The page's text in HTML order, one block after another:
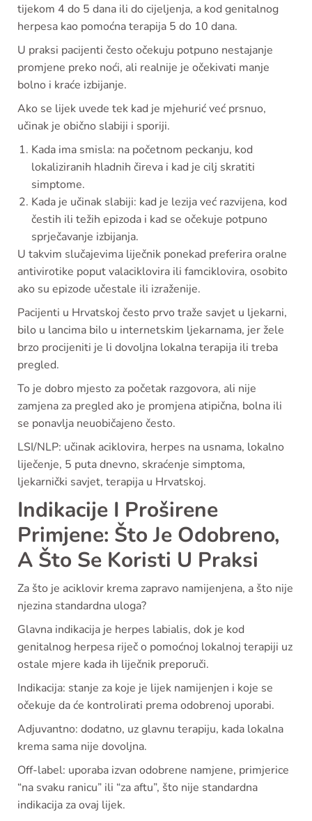
tijekom 4 do 5 dana ili do cijeljenja, a kod genitalnog
herpesa kao pomoćna terapija 5 do 10 dana.
U praksi pacijenti često očekuju potpuno nestajanje
promjene preko noći, ali realnije je očekivati manje
bolno i kraće izbijanje.
Ako se lijek uvede tek kad je mjehurić već prsnuo,
učinak je obično slabiji i sporiji.
Kada ima smisla: na početnom peckanju, kod
lokaliziranih hladnih čireva i kad je cilj skratiti
simptome.
Kada je učinak slabiji: kad je lezija već razvijena, kod
čestih ili težih epizoda i kad se očekuje potpuno
sprječavanje izbijanja.
U takvim slučajevima liječnik ponekad preferira oralne
antivirotike poput valaciklovira ili famciklovira, osobito
ako su epizode učestale ili izraženije.
Pacijenti u Hrvatskoj često prvo traže savjet u ljekarni,
bilo u lancima bilo u internetskim ljekarnama, jer žele
brzo procijeniti je li dovoljna lokalna terapija ili treba
pregled.
To je dobro mjesto za početak razgovora, ali nije
zamjena za pregled ako je promjena atipična, bolna ili
se ponavlja neuobičajeno često.
LSI/NLP: učinak aciklovira, herpes na usnama, lokalno
liječenje, 5 puta dnevno, skraćenje simptoma,
ljekarnički savjet, terapija u Hrvatskoj.
Indikacije I Proširene
Primjene: Što Je Odobreno,
A Što Se Koristi U Praksi
Za što je aciklovir krema zapravo namijenjena, a što nije
njezina standardna uloga?
Glavna indikacija je herpes labialis, dok je kod
genitalnog herpesa riječ o pomoćnoj lokalnoj terapiji uz
ostale mjere kada ih liječnik preporuči.
Indikacija: stanje za koje je lijek namijenjen i koje se
očekuje da će kontrolirati prema odobrenoj uporabi.
Adjuvantno: dodatno, uz glavnu terapiju, kada lokalna
krema sama nije dovoljna.
Off-label: uporaba izvan odobrene namjene, primjerice
“na svaku ranicu” ili “za aftu”, što nije standardna
indikacija za ovaj lijek.